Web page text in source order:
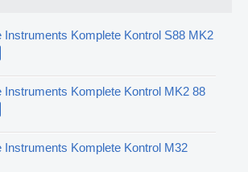
Instruments Komplete Kontrol S88 MK2
Instruments Komplete Kontrol MK2 88
Instruments Komplete Kontrol M32